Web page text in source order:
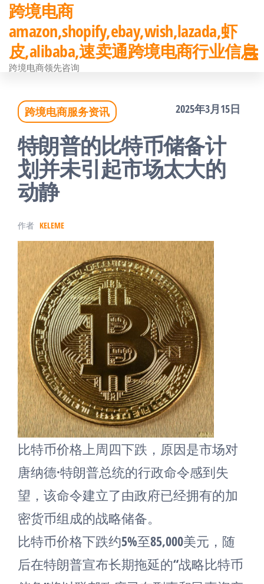
前
往
内
跨境电商
amazon,shopify,ebay,wish,lazada,虾
皮,alibaba,速卖通跨境电商行业信息
跨境电商领先咨询
跨境电商服务资讯 2025年3月15日
特朗普的比特币储备计
划并未引起市场太大的
动静
作者 KELEME
比特币价格上周四下跌，原因是市场对
唐纳德·特朗普总统的行政命令感到失
望，该命令建立了由政府已经拥有的加
密货币组成的战略储备。
比特币价格下跌约5%至85,000美元，随
后在特朗普宣布长期拖延的“战略比特币